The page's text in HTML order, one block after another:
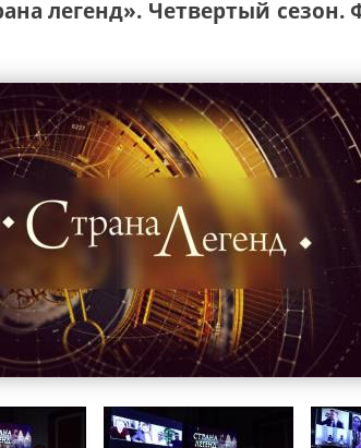
легенд». Четвертый